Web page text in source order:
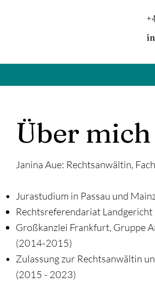
Über mich
Janina Aue: Rechtsanwältin,
Jurastudium in Passau und
Rechtsreferendariat
Großkanzlei Frankfurt, Gruppe
(2014-2015)
Zulassung zur Rechtsanwältin
(2015 - 2023)